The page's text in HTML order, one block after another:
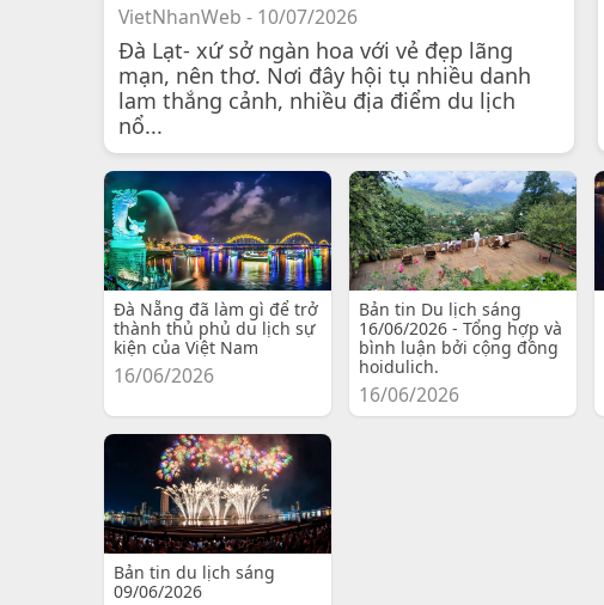
VietNhanWeb - 10/07/2026
Đà Lạt- xứ sở ngàn hoa với vẻ đẹp lãng
mạn, nên thơ. Nơi đây hội tụ nhiều danh
lam thắng cảnh, nhiều địa điểm du lịch
nổ...
Đà Nẵng đã làm gì để trở
thành thủ phủ du lịch sự
kiện của Việt Nam
16/06/2026
Bản tin Du lịch sáng
16/06/2026 - Tổng hợp và
bình luận bởi cộng đồng
hoidulich.
16/06/2026
Bản tin du lịch sáng
09/06/2026